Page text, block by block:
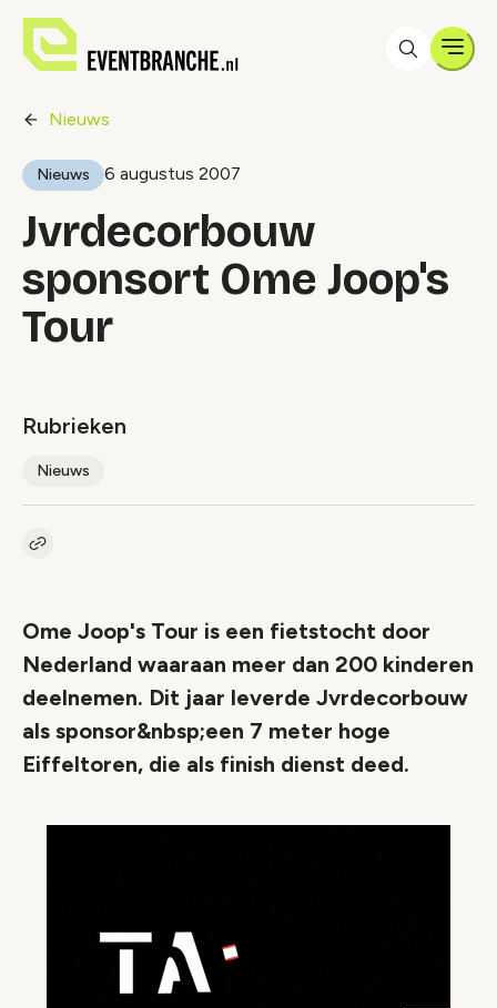
Nieuws
Nieuws 6 augustus 2007
Jvrdecorbouw
sponsort Ome Joop's
Tour
Rubrieken
Nieuws
Kopieer link naar artikel
Ome Joop's Tour is een fietstocht door
Nederland waaraan meer dan 200 kinderen
deelnemen. Dit jaar leverde Jvrdecorbouw
als sponsor&nbsp;een 7 meter hoge
Eiffeltoren, die als finish dienst deed.